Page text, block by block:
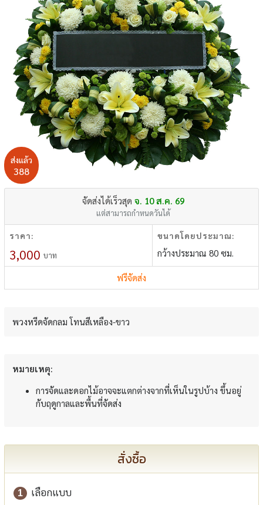
ส่งแล้ว
388
จัดส่งได้เร็วสุด จ. 10 ส.ค. 69
แต่สามารถกำหนดวันได้
ราคา:
3,000 บาท
ขนาดโดยประมาณ:
กว้างประมาณ 80 ซม.
ฟรีจัดส่ง
พวงหรีดจัดกลม โทนสีเหลือง-ขาว
หมายเหตุ:
การจัดและดอกไม้อาจจะแตกต่างจากที่เห็นในรูปบ้าง ขึ้นอยู่
กับฤดูกาลและพื้นที่จัดส่ง
สั่งซื้อ
1 เลือกแบบ